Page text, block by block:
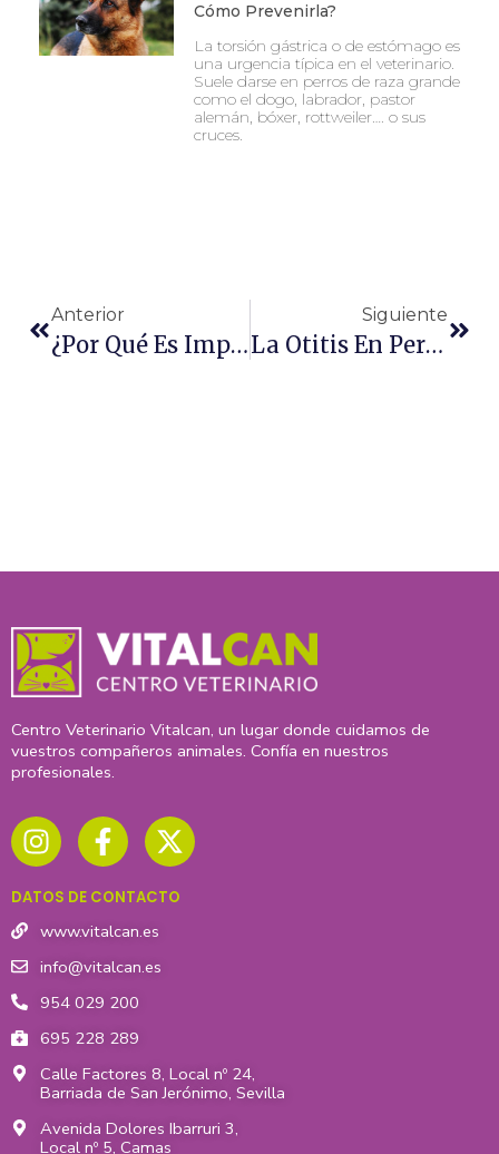
Cómo Prevenirla?
La torsión gástrica o de estómago es
una urgencia típica en el veterinario.
Suele darse en perros de raza grande
como el dogo, labrador, pastor
alemán, bóxer, rottweiler…. o sus
cruces.
Anterior
¿Por Qué Es Importante Hacer Revisiones Periódicas En El Veterinario?
Siguiente
La Otitis En Perros
Centro Veterinario Vitalcan, un lugar donde cuidamos de
vuestros compañeros animales. Confía en nuestros
profesionales.
n
s
a
g
r
a
m
a
c
b
o
o
k
-
f
-
t
i
DATOS DE CONTACTO
www.vitalcan.es
info@vitalcan.es
954 029 200
695 228 289
Calle Factores 8, Local nº 24,
Barriada de San Jerónimo, Sevilla
Avenida Dolores Ibarruri 3,
Local nº 5, Camas